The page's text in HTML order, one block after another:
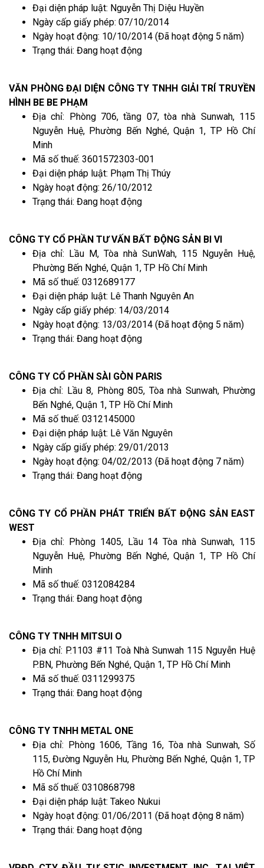
Đại diện pháp luật: Nguyễn Thị Diệu Huyền
Ngày cấp giấy phép: 07/10/2014
Ngày hoạt động: 10/10/2014 (Đã hoạt động 5 năm)
Trạng thái: Đang hoạt động
VĂN PHÒNG ĐẠI DIỆN CÔNG TY TNHH GIẢI TRÍ TRUYỀN
HÌNH BE BE PHẠM
Địa chỉ: Phòng 706, tầng 07, tòa nhà Sunwah, 115
Nguyễn Huệ, Phường Bến Nghé, Quận 1, TP Hồ Chí
Minh
Mã số thuế: 3601572303-001
Đại diện pháp luật: Phạm Thị Thúy
Ngày hoạt động: 26/10/2012
Trạng thái: Đang hoạt động
CÔNG TY CỔ PHẦN TƯ VẤN BẤT ĐỘNG SẢN BI VI
Địa chỉ: Lầu M, Tòa nhà SunWah, 115 Nguyễn Huệ,
Phường Bến Nghé, Quận 1, TP Hồ Chí Minh
Mã số thuế: 0312689177
Đại diện pháp luật: Lê Thanh Nguyên An
Ngày cấp giấy phép: 14/03/2014
Ngày hoạt động: 13/03/2014 (Đã hoạt động 5 năm)
Trạng thái: Đang hoạt động
CÔNG TY CỔ PHẦN SÀI GÒN PARIS
Địa chỉ: Lầu 8, Phòng 805, Tòa nhà Sunwah, Phường
Bến Nghé, Quận 1, TP Hồ Chí Minh
Mã số thuế: 0312145000
Đại diện pháp luật: Lê Văn Nguyên
Ngày cấp giấy phép: 29/01/2013
Ngày hoạt động: 04/02/2013 (Đã hoạt động 7 năm)
Trạng thái: Đang hoạt động
CÔNG TY CỔ PHẦN PHÁT TRIỂN BẤT ĐỘNG SẢN EAST
WEST
Địa chỉ: Phòng 1405, Lầu 14 Tòa nhà Sunwah, 115
Nguyễn Huệ, Phường Bến Nghé, Quận 1, TP Hồ Chí
Minh
Mã số thuế: 0312084284
Trạng thái: Đang hoạt động
CÔNG TY TNHH MITSUI O
Địa chỉ: P.1103 #11 Toà Nhà Sunwah 115 Nguyễn Huệ
P.BN, Phường Bến Nghé, Quận 1, TP Hồ Chí Minh
Mã số thuế: 0311299375
Trạng thái: Đang hoạt động
CÔNG TY TNHH METAL ONE
Địa chỉ: Phòng 1606, Tầng 16, Tòa nhà Sunwah, Số
115, Đường Nguyễn Hu, Phường Bến Nghé, Quận 1, TP
Hồ Chí Minh
Mã số thuế: 0310868798
Đại diện pháp luật: Takeo Nukui
Ngày hoạt động: 01/06/2011 (Đã hoạt động 8 năm)
Trạng thái: Đang hoạt động